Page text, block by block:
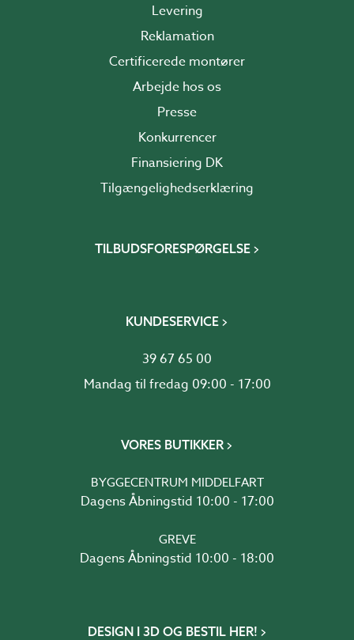
Levering
Reklamation
Certificerede montører
Arbejde hos os
Presse
Konkurrencer
Finansiering DK
Tilgængelighedserklæring
TILBUDSFORESPØRGELSE
KUNDESERVICE
39 67 65 00
Mandag til fredag 09:00 - 17:00
VORES BUTIKKER
BYGGECENTRUM MIDDELFART
Dagens Åbningstid 10:00 - 17:00
GREVE
Dagens Åbningstid 10:00 - 18:00
DESIGN I 3D OG BESTIL HER!